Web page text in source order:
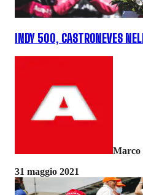
INDY 500, CASTRONEVES
Marco
31 maggio 2021